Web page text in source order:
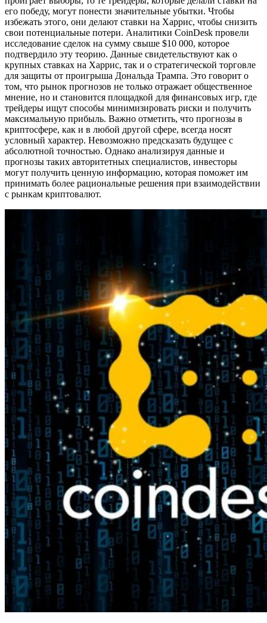
его победу, могут понести значительные убытки. Чтобы
избежать этого, они делают ставки на Харрис, чтобы снизить
свои потенциальные потери. Аналитики CoinDesk провели
исследование сделок на сумму свыше $10 000, которое
подтвердило эту теорию. Данные свидетельствуют как о
крупных ставках на Харрис, так и о стратегической торговле
для защиты от проигрыша Дональда Трампа. Это говорит о
том, что рынок прогнозов не только отражает общественное
мнение, но и становится площадкой для финансовых игр, где
трейдеры ищут способы минимизировать риски и получить
максимальную прибыль. Важно отметить, что прогнозы в
криптосфере, как и в любой другой сфере, всегда носят
условный характер. Невозможно предсказать будущее с
абсолютной точностью. Однако анализируя данные и
прогнозы таких авторитетных специалистов, инвесторы
могут получить ценную информацию, которая поможет им
принимать более рациональные решения при взаимодействии
с рынкам криптовалют.